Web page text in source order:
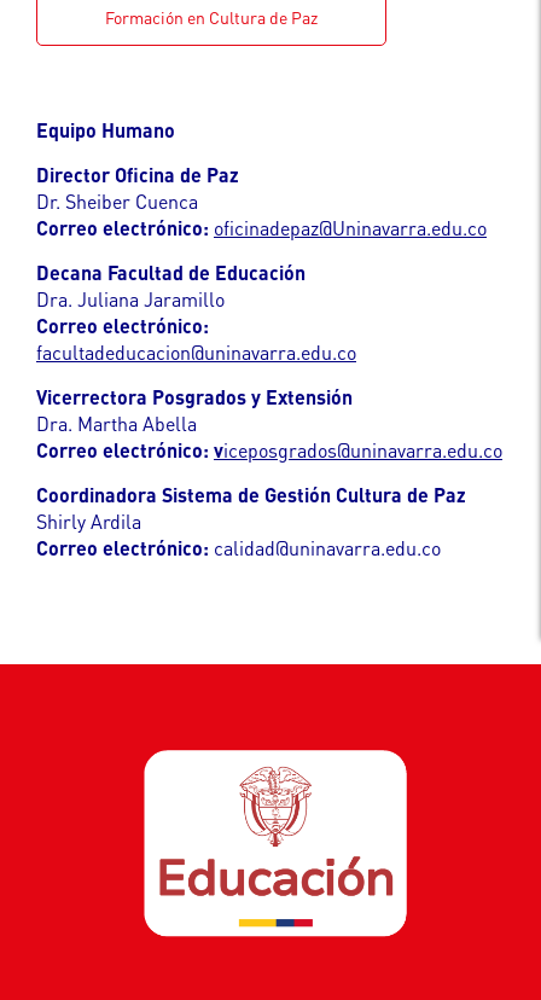
Formación en Cultura de Paz
Equipo Humano
Director Oficina de Paz
Dr. Sheiber Cuenca
Correo electrónico: oficinadepaz@Uninavarra.edu.co
Decana Facultad de Educación
Dra. Juliana Jaramillo
Correo electrónico:
facultadeducacion@uninavarra.edu.co
Vicerrectora Posgrados y Extensión
Dra. Martha Abella
Correo electrónico: viceposgrados@uninavarra.edu.co
Coordinadora Sistema de Gestión Cultura de Paz
Shirly Ardila
Correo electrónico: calidad@uninavarra.edu.co